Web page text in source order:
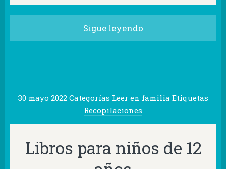
Sigue leyendo
30 mayo 2022 Categorías Leer en familia Etiquetas
Recopilaciones
Libros para niños de 12